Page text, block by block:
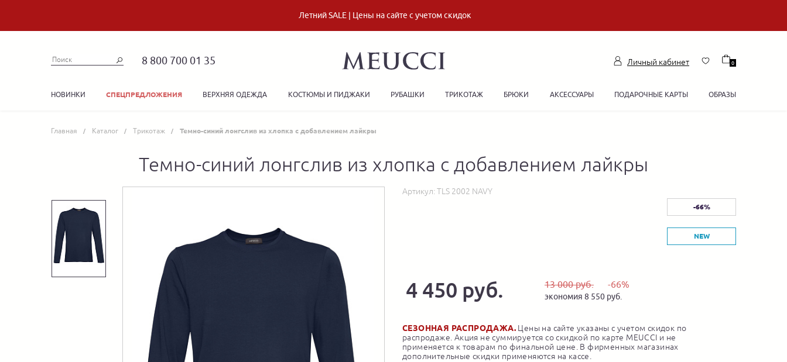
Летний SALE | Цены на сайте с учетом скидок
8 800 700 01 35 Личный кабинет 0
НОВИНКИ СПЕЦПРЕДЛОЖЕНИЯ ВЕРХНЯЯ ОДЕЖДА КОСТЮМЫ И ПИДЖАКИ РУБАШКИ ТРИКОТАЖ БРЮКИ АКСЕССУАРЫ ПОДАРОЧНЫЕ КАРТЫ ОБРАЗЫ
Главная Каталог Трикотаж Темно-синий лонгслив из хлопка с добавлением лайкры
Темно-синий лонгслив из хлопка с добавлением лайкры
Артикул:TLS 2002 NAVY
-66%
NEW
4 450 руб. 13 000 руб. -66%
экономия 8 550 руб.
СЕЗОННАЯ РАСПРОДАЖА. Цены на сайте указаны с учетом скидок по
распродаже. Акция не суммируется со скидкой по карте MEUCCI и не
применяется к товарам по финальной цене. В фирменных магазинах
дополнительные скидки применяются на кассе.